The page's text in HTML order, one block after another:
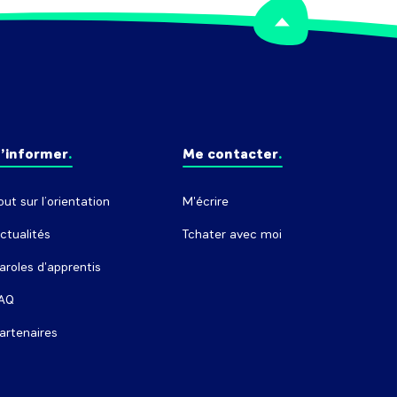
sur l’orientation
d'apprentis
Me contacter
M'écrire
Tchater avec moi